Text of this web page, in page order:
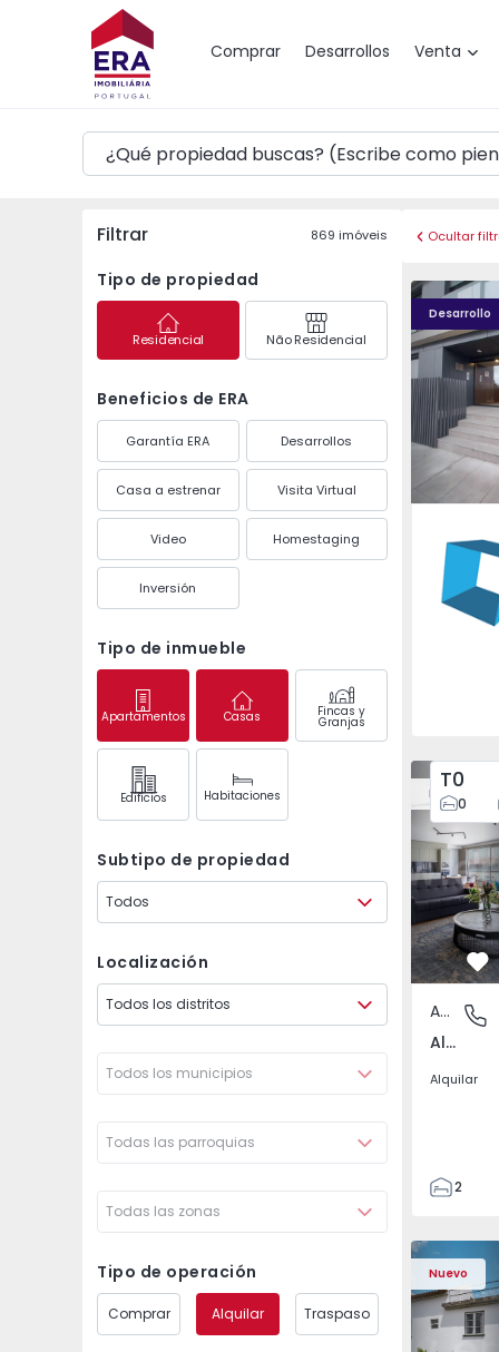
Comprar Desarrollos Venta
Mapa
Filtrar 869 imóveis
Tipo de propiedad
Residencial Não Residencial
Beneficios de ERA
Garantía ERA Desarrollos
Casa a estrenar Visita Virtual
Video Homestaging
Inversión
Tipo de inmueble
Apartamentos Casas Fincas y
Granjas
Edifícios Habitaciones
Subtipo de propiedad
Todos
Localización
Todos los distritos
Todos los municipios
Todas las parroquias
Todas las zonas
Tipo de operación
Comprar Alquilar Traspaso
Ocultar
Desarrollo
Caulinos
São
T0
0
Nuevo
Apartamento T2
Aliados,
Apartamento
Aliados, Porto
Alquilar
2
93
93
0
Nuevo
Vivienda Pareada
Vivienda